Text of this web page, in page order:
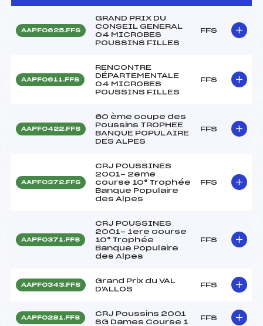
AAPF0625.FFS
GRAND PRIX DU
CONSEIL GENERAL
04 MICROBES
POUSSINS FILLES
FFS
AAPF0611.FFS
RENCONTRE
DÉPARTEMENTALE
04 MICROBES
POUSSINS FILLES
FFS
AAPF0422.FFS
60 ème coupe des
Poussins TROPHEE
BANQUE POPULAIRE
DES ALPES
FFS
AAPF0372.FFS
CRJ POUSSINES
2001- 2eme
course 10° Trophée
Banque Populaire
des Alpes
FFS
AAPF0371.FFS
CRJ POUSSINES
2001- 1ere course
10° Trophée
Banque Populaire
des Alpes
FFS
AAPF0343.FFS
Grand Prix du VAL
D'ALLOS
FFS
AAPF0281.FFS
CRJ Poussins 2001
SG Dames Course 1
FFS